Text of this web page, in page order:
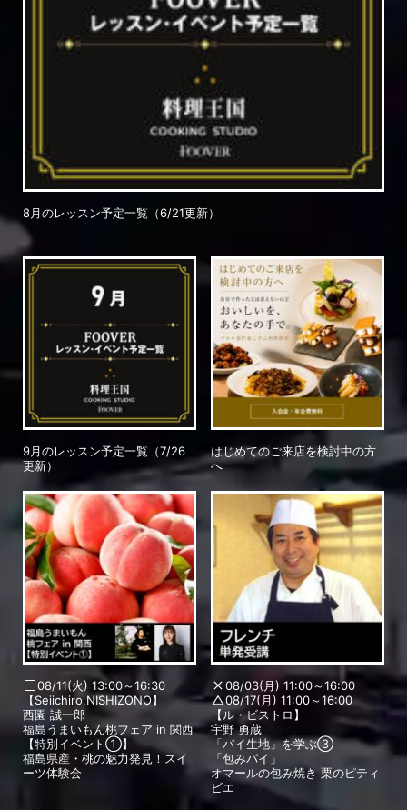
8月のレッスン予定一覧（6/21更新）
9月のレッスン予定一覧（7/26
更新）
はじめてのご来店を検討中の方
へ
08/11(火) 13:00～16:30
【Seiichiro,NISHIZONO】
西園 誠一郎
福島うまいもん桃フェア in 関西
【特別イベント①】
福島県産・桃の魅力発見！スイ
ーツ体験会
08/03(月) 11:00～16:00
08/17(月) 11:00～16:00
【ル・ビストロ】
宇野 勇蔵
「パイ生地」を学ぶ③
「包みパイ」
オマールの包み焼き 栗のピティ
ビエ